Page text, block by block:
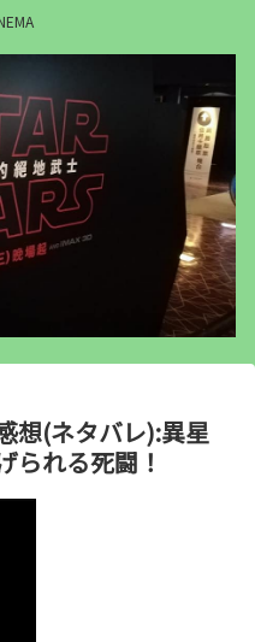
想(ネタバレ):異星
られる死闘！